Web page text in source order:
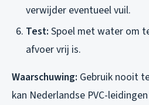
verwijder eventueel vuil.
Test: Spoel met water om
afvoer vrij is.
Waarschuwing: Gebruik nooit
kan Nederlandse PVC-